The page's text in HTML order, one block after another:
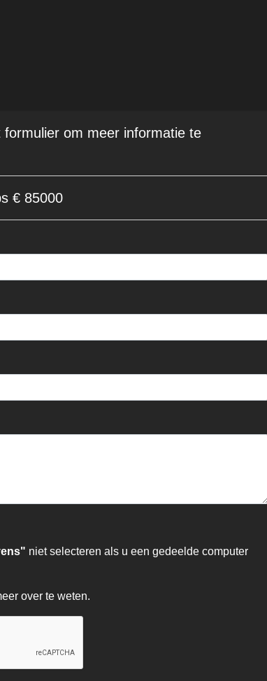
formulier om meer informatie te
€ 85000
niet selecteren als u een gedeelde computer
over te weten.